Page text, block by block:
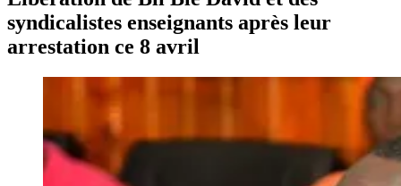
syndicalistes enseignants après leur
arrestation ce 8 avril